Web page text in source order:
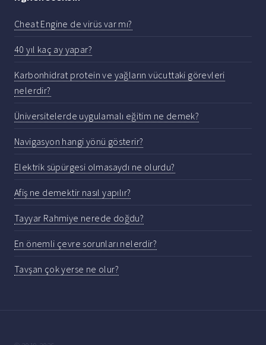
Cheat Engine de virüs var mı?
40 yıl kaç ay yapar?
Karbonhidrat protein ve yağların vücuttaki görevleri
nelerdir?
Üniversitelerde uygulamalı eğitim ne demek?
Navigasyon hangi yönü gösterir?
Elektrik süpürgesi olmasaydı ne olurdu?
Afiş ne demektir nasıl yapılır?
Tayyar Rahmiye nerede doğdu?
En önemli çevre sorunları nelerdir?
Tavşan çok yerse ne olur?